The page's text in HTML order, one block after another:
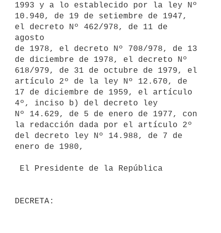
1993 y a lo establecido por la ley Nº
10.940, de 19 de setiembre de 1947,
el decreto Nº 462/978, de 11 de
agosto
de 1978, el decreto Nº 708/978, de 13
de diciembre de 1978, el decreto Nº
618/979, de 31 de octubre de 1979, el
artículo 2º de la ley Nº 12.670, de
17 de diciembre de 1959, el artículo
4º, inciso b) del decreto ley
Nº 14.629, de 5 de enero de 1977, con
la redacción dada por el artículo 2º
del decreto ley Nº 14.988, de 7 de
enero de 1980,